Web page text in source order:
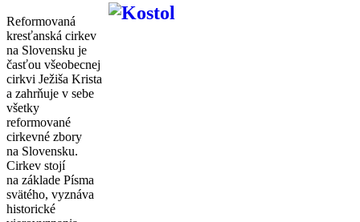
Reformovaná
kresťanská cirkev
na Slovensku je
časťou všeobecnej
cirkvi Ježiša Krista
a zahrňuje v sebe
všetky
reformované
cirkevné zbory
na Slovensku.
Cirkev stojí
na základe Písma
svätého, vyznáva
historické